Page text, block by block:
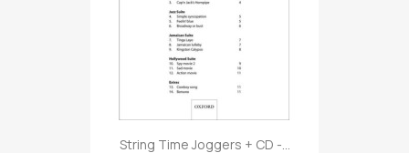
String Time Joggers + CD -...